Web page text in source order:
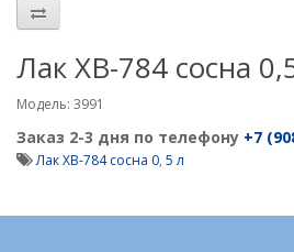
Лак ХВ-784 сосна
Модель: 3991
Заказ 2-3 дня по телефону +7
Лак ХВ-784 сосна 0, 5 л